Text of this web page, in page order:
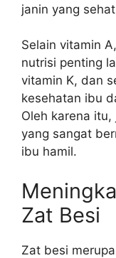
janin yang
Selain vitamin
nutrisi penting
vitamin K, dan
kesehatan ibu
Oleh karena
yang sangat
ibu hamil.
Zat Besi
Zat besi